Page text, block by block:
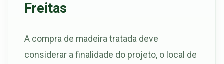
Freitas
A compra de madeira tratada deve
considerar a finalidade do projeto, o local de